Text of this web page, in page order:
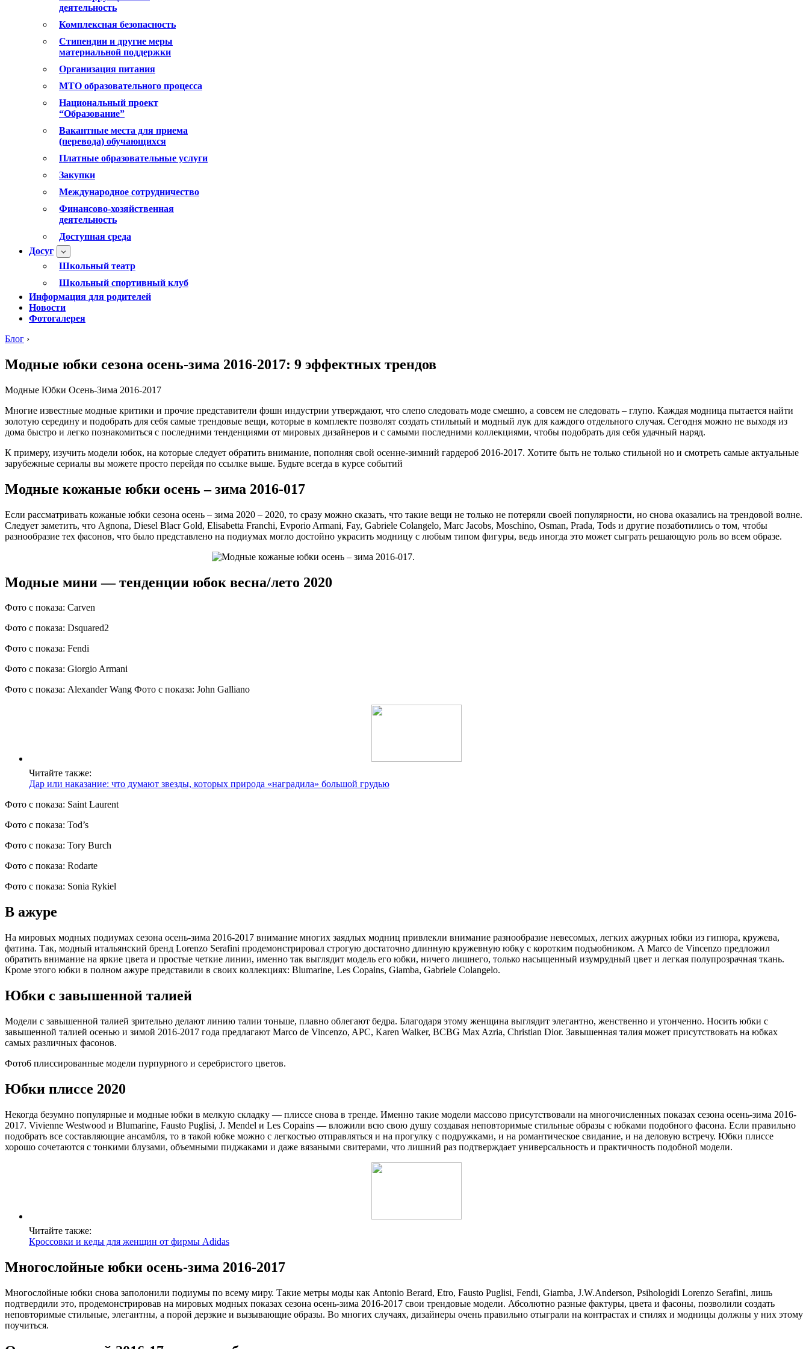
деятельность
Комплексная безопасность
Стипендии и другие меры
материальной поддержки
Организация питания
МТО образовательного процесса
Национальный проект
“Образование”
Вакантные места для приема
(перевода) обучающихся
Платные образовательные услуги
Закупки
Международное сотрудничество
Финансово-хозяйственная
деятельность
Доступная среда
Досуг
Школьный театр
Школьный спортивный клуб
Информация для родителей
Новости
Фотогалерея
Блог ›
Модные юбки сезона осень-зима 2016-2017: 9 эффектных трендов
Модные Юбки Осень-Зима 2016-2017
Многие известные модные критики и прочие представители фэшн индустрии утверждают, что слепо следовать моде смешно, а совсем не следовать – глупо. Каждая модница пытается найти
золотую середину и подобрать для себя самые трендовые вещи, которые в комплекте позволят создать стильный и модный лук для каждого отдельного случая. Сегодня можно не выходя из
дома быстро и легко познакомиться с последними тенденциями от мировых дизайнеров и с самыми последними коллекциями, чтобы подобрать для себя удачный наряд.
К примеру, изучить модели юбок, на которые следует обратить внимание, пополняя свой осенне-зимний гардероб 2016-2017. Хотите быть не только стильной но и смотреть самые актуальные
зарубежные сериалы вы можете просто перейдя по ссылке выше. Будьте всегда в курсе событий
Модные кожаные юбки осень – зима 2016-017
Если рассматривать кожаные юбки сезона осень – зима 2020 – 2020, то сразу можно сказать, что такие вещи не только не потеряли своей популярности, но снова оказались на трендовой волне.
Следует заметить, что Agnona, Diesel Blacr Gold, Elisabetta Franchi, Evporio Armani, Fay, Gabriele Colangеlo, Marc Jacobs, Moschino, Osman, Prada, Tods и другие позаботились о том, чтобы
разнообразие тех фасонов, что было представлено на подиумах могло достойно украсить модницу с любым типом фигуры, ведь иногда это может сыграть решающую роль во всем образе.
Модные мини — тенденции юбок весна/лето 2020
Фото с показа: Carven
Фото с показа: Dsquared2
Фото с показа: Fendi
Фото с показа: Giorgio Armani
Фото с показа: Alexander Wang Фото с показа: John Galliano
Читайте также:
Дар или наказание: что думают звезды, которых природа «наградила» большой грудью
Фото с показа: Saint Laurent
Фото с показа: Tod’s
Фото с показа: Tory Burch
Фото с показа: Rodarte
Фото с показа: Sonia Rykiel
В ажуре
На мировых модных подиумах сезона осень-зима 2016-2017 внимание многих заядлых модниц привлекли внимание разнообразие невесомых, легких ажурных юбки из гипюра, кружева,
фатина. Так, модный итальянский бренд Lorenzo Serafini продемонстрировал строгую достаточно длинную кружевную юбку с коротким подъюбником. А Marco de Vincenzo предложил
обратить внимание на яркие цвета и простые четкие линии, именно так выглядит модель его юбки, ничего лишнего, только насыщенный изумрудный цвет и легкая полупрозрачная ткань.
Кроме этого юбки в полном ажуре представили в своих коллекциях: Blumarine, Les Copains, Giamba, Gabriele Colangelo.
Юбки с завышенной талией
Модели с завышенной талией зрительно делают линию талии тоньше, плавно облегают бедра. Благодаря этому женщина выглядит элегантно, женственно и утонченно. Носить юбки с
завышенной талией осенью и зимой 2016-2017 года предлагают Marco de Vincenzo, APC, Karen Walker, BCBG Max Azria, Christian Dior. Завышенная талия может присутствовать на юбках
самых различных фасонов.
Фото6 плиссированные модели пурпурного и серебристого цветов.
Юбки плиссе 2020
Некогда безумно популярные и модные юбки в мелкую складку — плиссе снова в тренде. Именно такие модели массово присутствовали на многочисленных показах сезона осень-зима 2016-
2017. Vivienne Westwood и Blumarine, Fausto Puglisi, J. Mendel и Les Copains — вложили всю свою душу создавая неповторимые стильные образы с юбками подобного фасона. Если правильно
подобрать все составляющие ансамбля, то в такой юбке можно с легкостью отправляться и на прогулку с подружками, и на романтическое свидание, и на деловую встречу. Юбки плиссе
хорошо сочетаются с тонкими блузами, объемными пиджаками и даже вязаными свитерами, что лишний раз подтверждает универсальность и практичность подобной модели.
Читайте также:
Кроссовки и кеды для женщин от фирмы Adidas
Многослойные юбки осень-зима 2016-2017
Многослойные юбки снова заполонили подиумы по всему миру. Такие метры моды как Antonio Berard, Etro, Fausto Puglisi, Fendi, Giamba, J.W.Anderson, Psihologidi Lorenzo Serafini, лишь
подтвердили это, продемонстрировав на мировых модных показах сезона осень-зима 2016-2017 свои трендовые модели. Абсолютно разные фактуры, цвета и фасоны, позволили создать
неповторимые стильные, элегантны, а порой дерзкие и вызывающие образы. Во многих случаях, дизайнеры очень правильно отыграли на контрастах и стилях и модницы должны у них этому
поучиться.